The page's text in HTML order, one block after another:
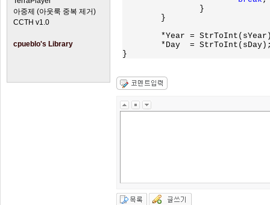
아중제 (아웃룩 중복 제거)
CCTH v1.0
cpueblo's Library